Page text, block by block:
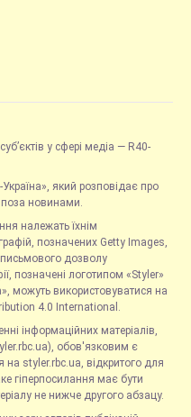
у сфері медіа — R40-
який розповідає про
поза новинами.
належать їхнім
позначених Getty Images,
дозволу
позначені логотипом «Styler»
можуть використовуватися на
4.0 International.
інформаційних матеріалів,
обов'язковим є
на styler.rbc.ua, відкритого для
гіперпосилання має бути
не нижче другого абзацу.